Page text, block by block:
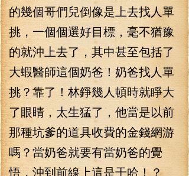
的幾個哥們兒倒像是上去找人單
挑，一個個選好目標，毫不猶豫
的就沖上去了，其中甚至包括了
大蝦醫師這個奶爸！奶爸找人單
挑？靠了！林錚幾人頓時就睜大
了眼睛，太生猛了，他當是以前
那種坑爹的道具收費的金錢網游
嗎？當奶爸就要有當奶爸的覺
悟，沖到前線上這是干哈！？